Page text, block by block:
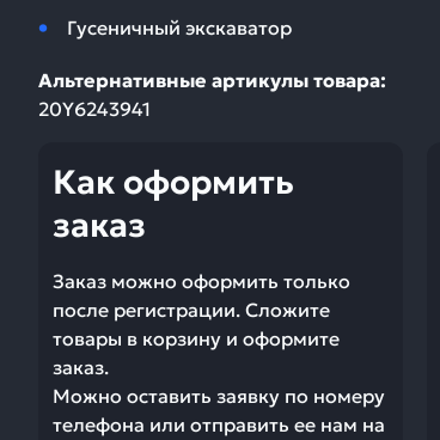
Гусеничный экскаватор
Альтернативные артикулы товара:
20Y6243941
Как оформить
заказ
Заказ можно оформить только
после регистрации. Сложите
товары в корзину и оформите
заказ.
Можно оставить заявку по номеру
телефона или отправить ее нам на